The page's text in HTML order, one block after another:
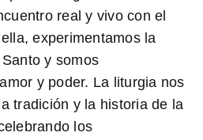
real y vivo con el
experimentamos la
y somos
y poder. La liturgia nos
tradición y la historia de la
los